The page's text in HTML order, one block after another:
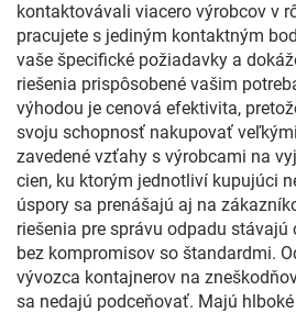
kontaktovávali viacero výrobcov v
pracujete s jediným kontaktným
vaše špecifické požiadavky a
riešenia prispôsobené vašim
výhodou je cenová efektivita,
svoju schopnosť nakupovať
zavedené vzťahy s výrobcami na
cien, ku ktorým jednotliví kupujúci
úspory sa prenášajú aj na
riešenia pre správu odpadu
bez kompromisov so štandardmi.
vývozca kontajnerov na
sa nedajú podceňovať. Majú